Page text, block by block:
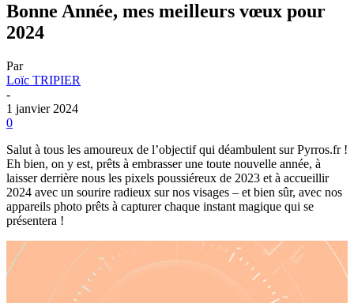
Bonne Année, mes meilleurs vœux pour
2024
Par
Loïc TRIPIER
-
1 janvier 2024
0
Salut à tous les amoureux de l’objectif qui déambulent sur Pyrros.fr !
Eh bien, on y est, prêts à embrasser une toute nouvelle année, à
laisser derrière nous les pixels poussiéreux de 2023 et à accueillir
2024 avec un sourire radieux sur nos visages – et bien sûr, avec nos
appareils photo prêts à capturer chaque instant magique qui se
présentera !